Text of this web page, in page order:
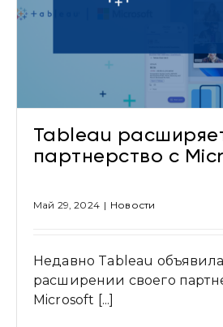
Tableau
партнерство с
Май 29, 2024 | Новости
Недавно Tableau
расширении своего
Microsoft [...]
Ми зазвичай відповідаємо
Надіслати